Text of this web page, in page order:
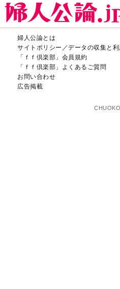
婦人公論とは
サイトポリシー／データの収集と
「ｆｆ倶楽部」会員規約
「ｆｆ倶楽部」よくあるご質問
お問い合わせ
広告掲載